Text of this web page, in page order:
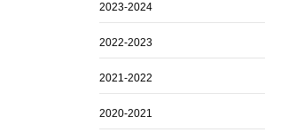
2023-2024
2022-2023
2021-2022
2020-2021